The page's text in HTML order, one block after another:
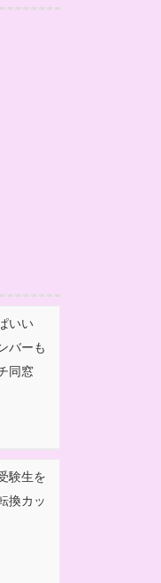
いい
バーも
同窓
験生を
換カッ